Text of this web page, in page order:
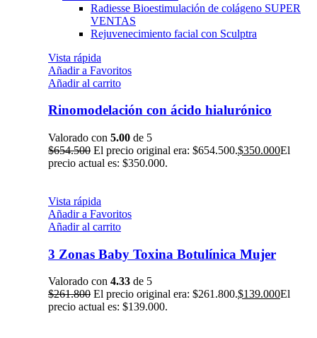
Radiesse Bioestimulación de colágeno SUPER
VENTAS
Rejuvenecimiento facial con Sculptra
Vista rápida
Añadir a Favoritos
Añadir al carrito
Rinomodelación con ácido hialurónico
Valorado con 5.00 de 5
$654.500 El precio original era: $654.500.$350.000El
precio actual es: $350.000.
Vista rápida
Añadir a Favoritos
Añadir al carrito
3 Zonas Baby Toxina Botulínica Mujer
Valorado con 4.33 de 5
$261.800 El precio original era: $261.800.$139.000El
precio actual es: $139.000.